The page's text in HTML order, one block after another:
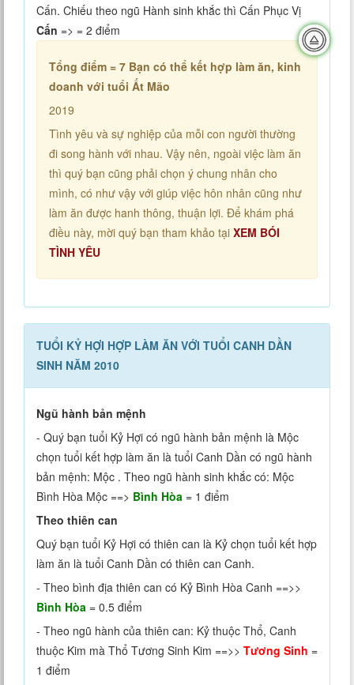
Cấn. Chiếu theo ngũ Hành sinh khắc thì Cấn Phục Vị
Cấn => = 2 điểm
Tổng điểm = 7 Bạn có thể kết hợp làm ăn, kinh
doanh với tuổi Ất Mão
2019
Tình yêu và sự nghiệp của mỗi con người thường
đi song hành với nhau. Vậy nên, ngoài việc làm ăn
thì quý bạn cũng phải chọn ý chung nhân cho
mình, có như vậy với giúp việc hôn nhân cũng như
làm ăn được hanh thông, thuận lợi. Để khám phá
điều này, mời quý bạn tham khảo tại XEM BÓI
TÌNH YÊU
TUỔI KỶ HỢI HỢP LÀM ĂN VỚI TUỔI CANH DẦN
SINH NĂM 2010
Ngũ hành bản mệnh
- Quý bạn tuổi Kỷ Hợi có ngũ hành bản mệnh là Mộc
chọn tuổi kết hợp làm ăn là tuổi Canh Dần có ngũ hành
bản mệnh: Mộc . Theo ngũ hành sinh khắc có: Mộc
Bình Hòa Mộc ==> Bình Hòa = 1 điểm
Theo thiên can
Quý bạn tuổi Kỷ Hợi có thiên can là Kỷ chọn tuổi kết hợp
làm ăn là tuổi Canh Dần có thiên can Canh.
- Theo bình địa thiên can có Kỷ Bình Hòa Canh ==>>
Bình Hòa = 0.5 điểm
- Theo ngũ hành của thiên can: Kỷ thuộc Thổ, Canh
thuộc Kim mà Thổ Tương Sinh Kim ==>> Tương Sinh =
1 điểm